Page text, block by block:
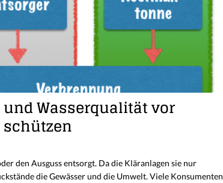
Wasserqualität vor
den Ausguss entsorgt. Da die Kläranlagen sie nur
die Gewässer und die Umwelt. Viele Konsumenten